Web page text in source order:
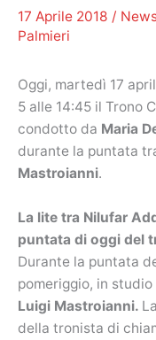
17 Aprile 2018 /
Palmieri
Oggi, martedì 17
5 alle 14:45 il Trono
condotto da Maria
durante la puntata
Mastroianni.
La lite tra Nilufar
puntata di oggi del
Durante la puntata
pomeriggio, in studio
Luigi Mastroianni. La
della tronista di